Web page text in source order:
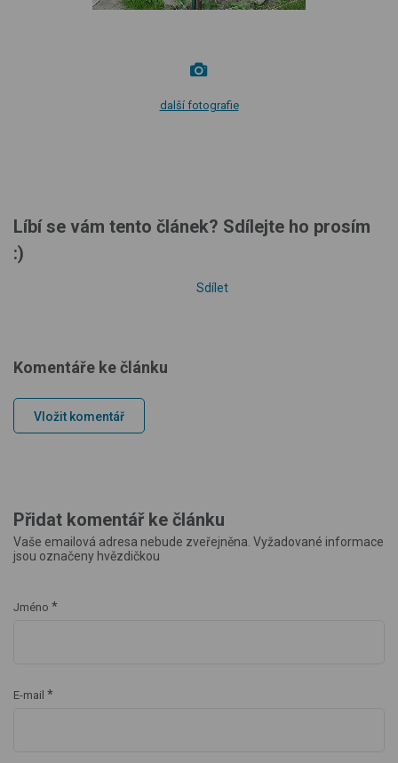
další fotografie
Líbí se vám tento článek? Sdílejte ho prosím
:)
Sdílet
Komentáře ke článku
Vložit komentář
Přidat komentář ke článku
Vaše emailová adresa nebude zveřejněna. Vyžadované informace
jsou označeny hvězdičkou
Jméno *
E-mail *